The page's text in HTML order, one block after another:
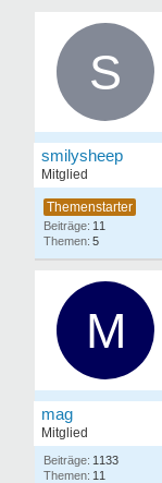
S
smilysheep
Mitglied
11
5
M
mag
Mitglied
1133
11